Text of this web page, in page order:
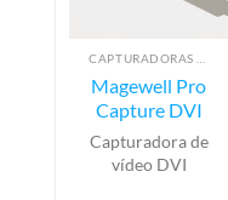
Magewell Pro
Capture DVI
Capturadora de
vídeo DVI